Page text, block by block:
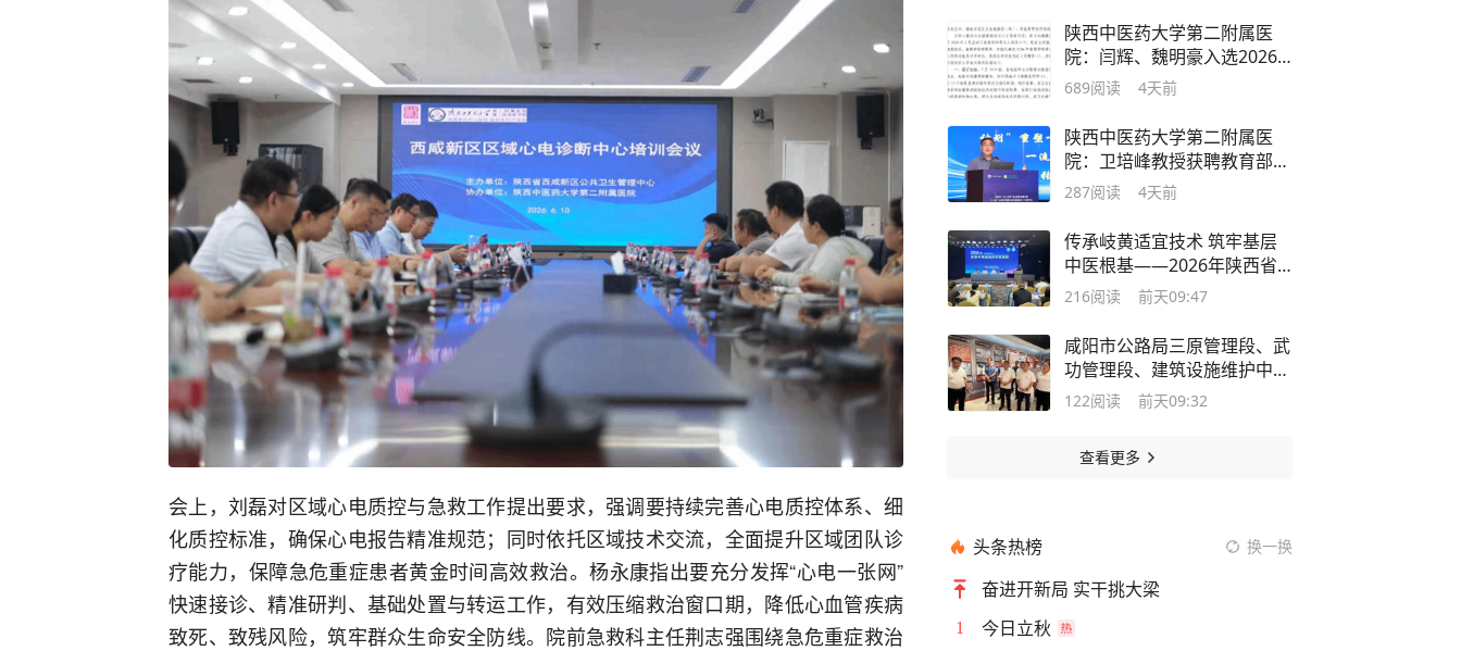
会上，刘磊对区域心电质控与急救工作提出要求，强调要持续完善心电质控体系、细
化质控标准，确保心电报告精准规范；同时依托区域技术交流，全面提升区域团队诊
疗能力，保障急危重症患者黄金时间高效救治。杨永康指出要充分发挥“心电一张网”
快速接诊、精准研判、基础处置与转运工作，有效压缩救治窗口期，降低心血管疾病
致死、致残风险，筑牢群众生命安全防线。院前急救科主任荆志强围绕急危重症救治
陕西中医药大学第二附属医
院：闫辉、魏明豪入选2026
年省级学科带头人培养项目
689阅读 4天前
陕西中医药大学第二附属医
院：卫培峰教授获聘教育部高
等教育出版社“十五五”规划教
287阅读 4天前
传承岐黄适宜技术 筑牢基层
中医根基——2026年陕西省
中医适宜技术培训班圆满结业
216阅读 前天09:47
咸阳市公路局三原管理段、武
功管理段、建筑设施维护中
心、泾阳超限运输检测站联合
122阅读 前天09:32
查看更多
头条热榜 换一换
奋进开新局 实干挑大梁
1 今日立秋